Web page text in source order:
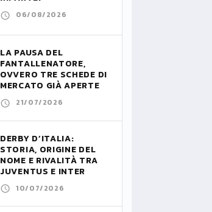
06/08/2026
LA PAUSA DEL
FANTALLENATORE,
OVVERO TRE SCHEDE DI
MERCATO GIÀ APERTE
21/07/2026
DERBY D’ITALIA:
STORIA, ORIGINE DEL
NOME E RIVALITÀ TRA
JUVENTUS E INTER
10/07/2026